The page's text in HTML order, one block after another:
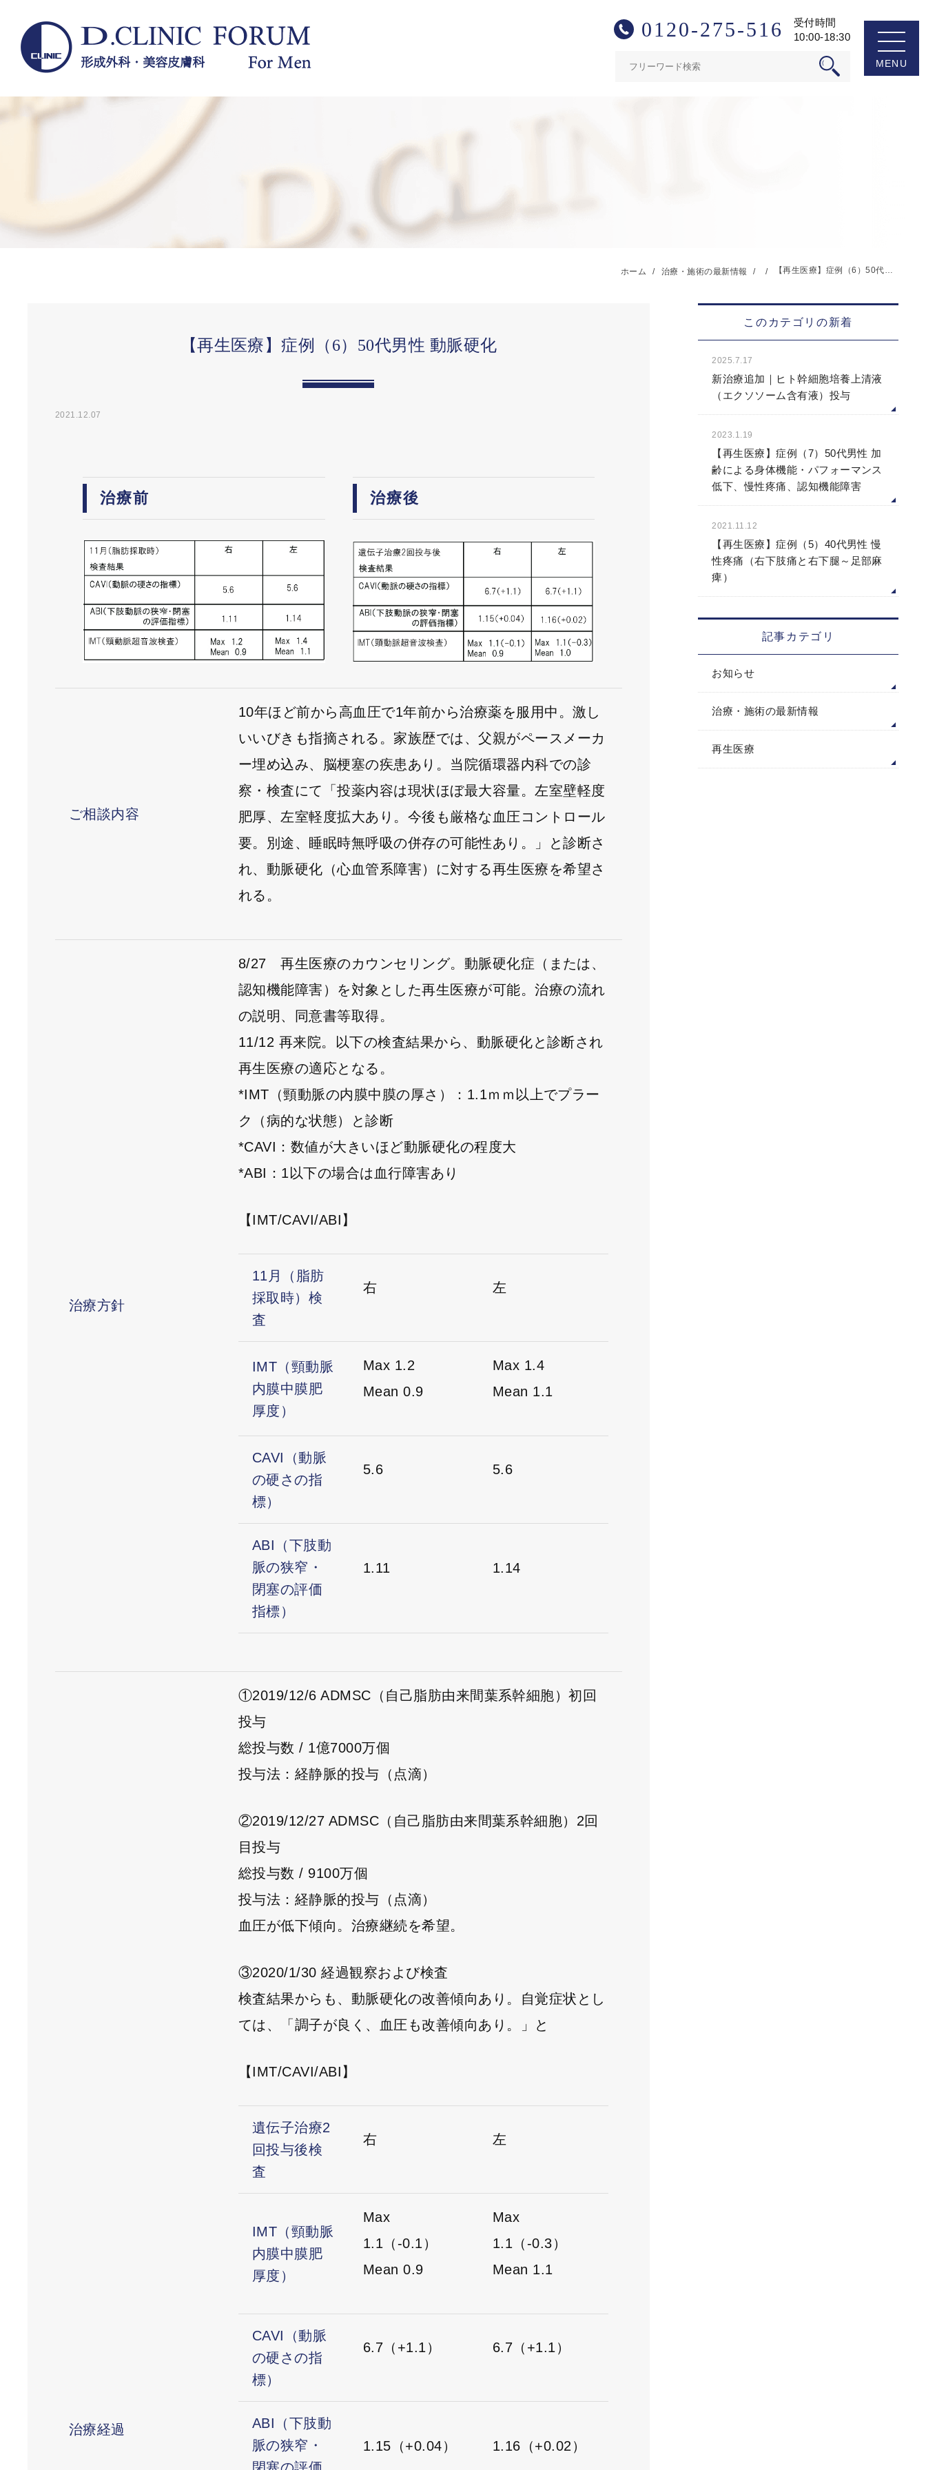
0120-275-516
受付時間
10:00-18:30
ホーム 治療・施術の最新情報 【再生医療】症例（6）50代男性 動脈硬化
【再生医療】症例（6）50代男性 動脈硬化
2021.12.07
治療前 治療後
ご相談内容
10年ほど前から高血圧で1年前から治療薬を服用中。激し
いいびきも指摘される。家族歴では、父親がペースメーカ
ー埋め込み、脳梗塞の疾患あり。当院循環器内科での診
察・検査にて「投薬内容は現状ほぼ最大容量。左室壁軽度
肥厚、左室軽度拡大あり。今後も厳格な血圧コントロール
要。別途、睡眠時無呼吸の併存の可能性あり。」と診断さ
れ、動脈硬化（心血管系障害）に対する再生医療を希望さ
れる。
治療方針
8/27 再生医療のカウンセリング。動脈硬化症（または、
認知機能障害）を対象とした再生医療が可能。治療の流れ
の説明、同意書等取得。
11/12 再来院。以下の検査結果から、動脈硬化と診断され
再生医療の適応となる。
*IMT（頸動脈の内膜中膜の厚さ）：1.1ｍｍ以上でプラー
ク（病的な状態）と診断
*CAVI：数値が大きいほど動脈硬化の程度大
*ABI：1以下の場合は血行障害あり
【IMT/CAVI/ABI】
11月（脂肪
採取時）検
査
右 左
IMT（頸動脈
内膜中膜肥
厚度）
Max 1.2
Mean 0.9
Max 1.4
Mean 1.1
CAVI（動脈
の硬さの指
標）
5.6 5.6
ABI（下肢動
脈の狭窄・
閉塞の評価
指標）
1.11 1.14
治療経過
①2019/12/6 ADMSC（自己脂肪由来間葉系幹細胞）初回
投与
総投与数 / 1億7000万個
投与法：経静脈的投与（点滴）
②2019/12/27 ADMSC（自己脂肪由来間葉系幹細胞）2回
目投与
総投与数 / 9100万個
投与法：経静脈的投与（点滴）
血圧が低下傾向。治療継続を希望。
③2020/1/30 経過観察および検査
検査結果からも、動脈硬化の改善傾向あり。自覚症状とし
ては、「調子が良く、血圧も改善傾向あり。」と
【IMT/CAVI/ABI】
遺伝子治療2
回投与後検
査
右 左
IMT（頸動脈
内膜中膜肥
厚度）
Max
1.1（-0.1）
Mean 0.9
Max
1.1（-0.3）
Mean 1.1
CAVI（動脈
の硬さの指
標）
6.7（+1.1） 6.7（+1.1）
ABI（下肢動
脈の狭窄・
1.15（+0.04） 1.16（+0.02）
このカテゴリの新着
2025.7.17
新治療追加｜ヒト幹細胞培養上清液
（エクソソーム含有液）投与
2023.1.19
【再生医療】症例（7）50代男性 加
齢による身体機能・パフォーマンス
低下、慢性疼痛、認知機能障害
2021.11.12
【再生医療】症例（5）40代男性 慢
性疼痛（右下肢痛と右下腿～足部麻
痺）
記事カテゴリ
お知らせ
治療・施術の最新情報
再生医療